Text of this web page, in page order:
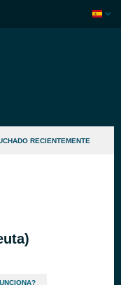
RECIENTEMENTE